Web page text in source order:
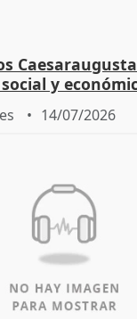
y
14/07/2026